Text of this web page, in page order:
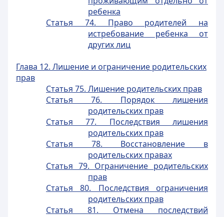
ребенка
Статья 74. Право родителей на
истребование ребенка от
других лиц
Глава 12. Лишение и ограничение родительских
прав
Статья 75. Лишение родительских прав
Статья 76. Порядок лишения
родительских прав
Статья 77. Последствия лишения
родительских прав
Статья 78. Восстановление в
родительских правах
Статья 79. Ограничение родительских
прав
Статья 80. Последствия ограничения
родительских прав
Статья 81. Отмена последствий